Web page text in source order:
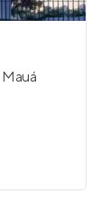
Mauá